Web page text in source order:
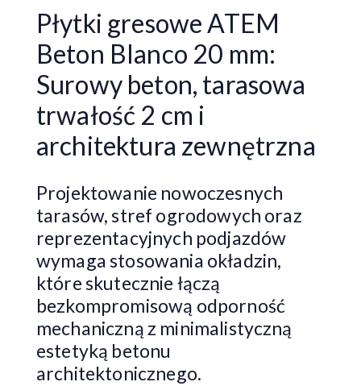
Płytki gresowe ATEM
Beton Blanco 20 mm:
Surowy beton, tarasowa
trwałość 2 cm i
architektura zewnętrzna
Projektowanie nowoczesnych
tarasów, stref ogrodowych oraz
reprezentacyjnych podjazdów
wymaga stosowania okładzin,
które skutecznie łączą
bezkompromisową odporność
mechaniczną z minimalistyczną
estetyką betonu
architektonicznego.